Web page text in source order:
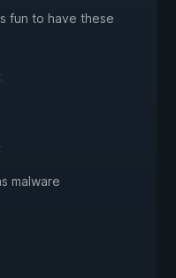
fun to have these
malware